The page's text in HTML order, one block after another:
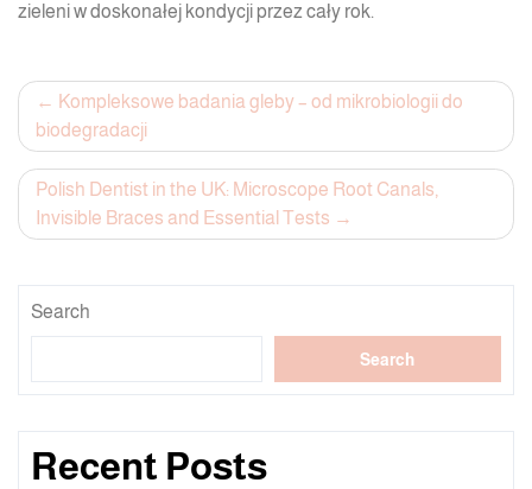
zieleni w doskonałej kondycji przez cały rok.
Post
navigation
Kompleksowe badania gleby – od mikrobiologii do
biodegradacji
Polish Dentist in the UK: Microscope Root Canals,
Invisible Braces and Essential Tests
Search
Search
Recent Posts